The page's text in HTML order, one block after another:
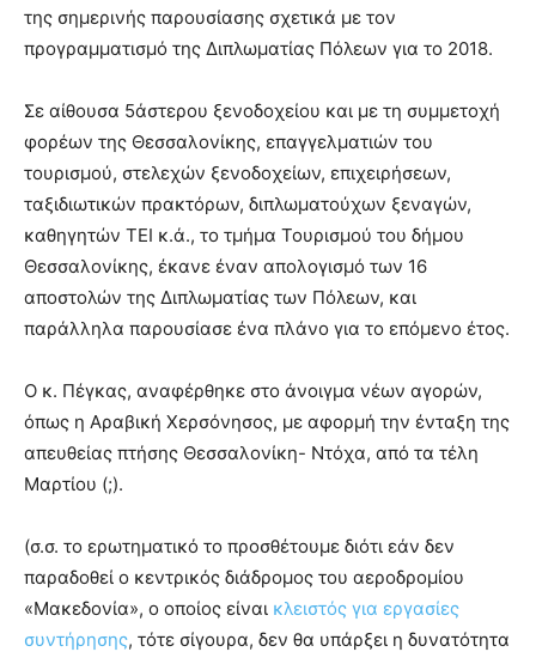
της σημερινής παρουσίασης σχετικά με τον
προγραμματισμό της Διπλωματίας Πόλεων για το 2018.
Σε αίθουσα 5άστερου ξενοδοχείου και με τη συμμετοχή
φορέων της Θεσσαλονίκης, επαγγελματιών του
τουρισμού, στελεχών ξενοδοχείων, επιχειρήσεων,
ταξιδιωτικών πρακτόρων, διπλωματούχων ξεναγών,
καθηγητών ΤΕΙ κ.ά., το τμήμα Τουρισμού του δήμου
Θεσσαλονίκης, έκανε έναν απολογισμό των 16
αποστολών της Διπλωματίας των Πόλεων, και
παράλληλα παρουσίασε ένα πλάνο για το επόμενο έτος.
Ο κ. Πέγκας, αναφέρθηκε στο άνοιγμα νέων αγορών,
όπως η Αραβική Χερσόνησος, με αφορμή την ένταξη της
απευθείας πτήσης Θεσσαλονίκη- Ντόχα, από τα τέλη
Μαρτίου (;).
(σ.σ. το ερωτηματικό το προσθέτουμε διότι εάν δεν
παραδοθεί ο κεντρικός διάδρομος του αεροδρομίου
«Μακεδονία», ο οποίος είναι κλειστός για εργασίες
συντήρησης, τότε σίγουρα, δεν θα υπάρξει η δυνατότητα